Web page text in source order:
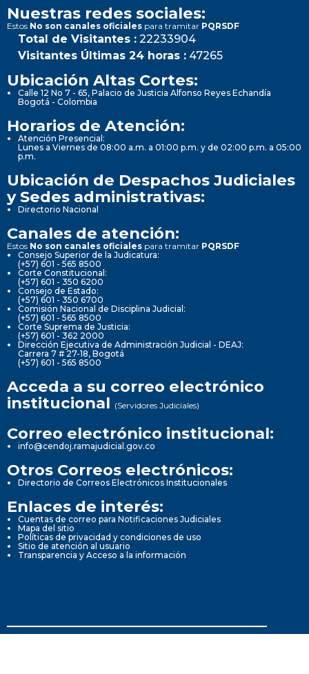
Nuestras redes sociales:
Estos No son canales oficiales para tramitar PQRSDF
Total de Visitantes : 22233904
Visitantes Últimas 24 horas : 47265
Ubicación Altas Cortes:
Calle 12 No 7 - 65, Palacio de Justicia Alfonso Reyes Echandía
Bogotá - Colombia
Horarios de Atención:
Atención Presencial:
Lunes a Viernes de 08:00 a.m. a 01:00 p.m. y de 02:00 p.m. a 05:00
p.m.
Ubicación de Despachos Judiciales
y Sedes administrativas:
Directorio Nacional
Canales de atención:
Estos No son canales oficiales para tramitar PQRSDF
Consejo Superior de la Judicatura:
(+57) 601 - 565 8500
Corte Constitucional:
(+57) 601 - 350 6200
Consejo de Estado:
(+57) 601 - 350 6700
Comisión Nacional de Disciplina Judicial:
(+57) 601 - 565 8500
Corte Suprema de Justicia:
(+57) 601 - 362 2000
Dirección Ejecutiva de Administración Judicial - DEAJ:
Carrera 7 # 27-18, Bogotá
(+57) 601 - 565 8500
Acceda a su correo electrónico
institucional (Servidores Judiciales)
Correo electrónico institucional:
info@cendoj.ramajudicial.gov.co
Otros Correos electrónicos:
Directorio de Correos Electrónicos Institucionales
Enlaces de interés:
Cuentas de correo para Notificaciones Judiciales
Mapa del sitio
Políticas de privacidad y condiciones de uso
Sitio de atención al usuario
Transparencia y Acceso a la información